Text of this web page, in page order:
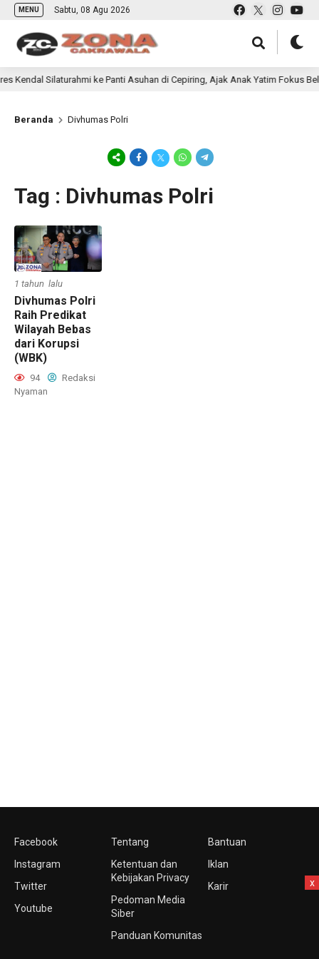
MENU Sabtu, 08 Agu 2026
Kendal Silaturahmi ke Panti Asuhan di Cepiring, Ajak Anak Yatim Fokus
Beranda Divhumas Polri
Tag : Divhumas Polri
1 tahun lalu
Divhumas Polri
Raih Predikat
Wilayah Bebas
dari Korupsi
(WBK)
94
Redaksi
Nyaman
Facebook
Instagram
Twitter
Youtube
Tentang
Ketentuan dan
Kebijakan Privacy
Pedoman Media
Siber
Panduan Komunitas
Bantuan
Iklan
Karir
x